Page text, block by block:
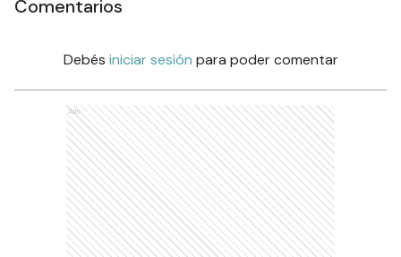
Debésiniciar sesiónpara poder comentar
Ads